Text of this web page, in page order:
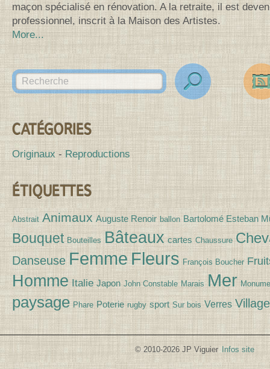
maçon spécialisé en rénovation. A la retraite, il est
professionnel, inscrit à la Maison des Artistes.
More...
Search for:
des
CATÉGORIES
Originaux Reproductions
ÉTIQUETTES
Abstrait Animaux Auguste Renoir ballon Bartolomé Esteban
Bouquet Bouteilles Bâteaux cartes Chaussure
Danseuse Femme Fleurs François Boucher
Homme Italie Japon John Constable Marais Mer
paysage Phare Poterie rugby sport Sur bois Verres Village
© 2010-2026 JP Viguier Infos site